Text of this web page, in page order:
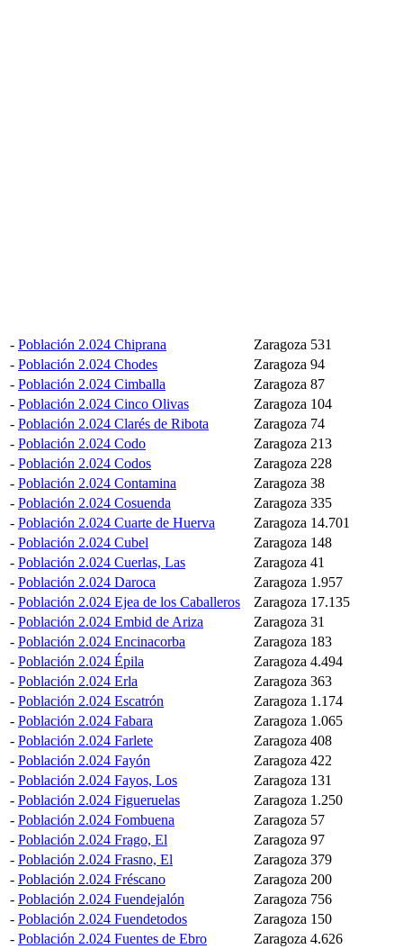
- Población 2.024 Chiprana Zaragoza 531
- Población 2.024 Chodes Zaragoza 94
- Población 2.024 Cimballa Zaragoza 87
- Población 2.024 Cinco Olivas Zaragoza 104
- Población 2.024 Clarés de Ribota Zaragoza 74
- Población 2.024 Codo Zaragoza 213
- Población 2.024 Codos Zaragoza 228
- Población 2.024 Contamina Zaragoza 38
- Población 2.024 Cosuenda Zaragoza 335
- Población 2.024 Cuarte de Huerva Zaragoza 14.701
- Población 2.024 Cubel Zaragoza 148
- Población 2.024 Cuerlas, Las Zaragoza 41
- Población 2.024 Daroca Zaragoza 1.957
- Población 2.024 Ejea de los Caballeros Zaragoza 17.135
- Población 2.024 Embid de Ariza Zaragoza 31
- Población 2.024 Encinacorba Zaragoza 183
- Población 2.024 Épila Zaragoza 4.494
- Población 2.024 Erla Zaragoza 363
- Población 2.024 Escatrón Zaragoza 1.174
- Población 2.024 Fabara Zaragoza 1.065
- Población 2.024 Farlete Zaragoza 408
- Población 2.024 Fayón Zaragoza 422
- Población 2.024 Fayos, Los Zaragoza 131
- Población 2.024 Figueruelas Zaragoza 1.250
- Población 2.024 Fombuena Zaragoza 57
- Población 2.024 Frago, El Zaragoza 97
- Población 2.024 Frasno, El Zaragoza 379
- Población 2.024 Fréscano Zaragoza 200
- Población 2.024 Fuendejalón Zaragoza 756
- Población 2.024 Fuendetodos Zaragoza 150
- Población 2.024 Fuentes de Ebro Zaragoza 4.626